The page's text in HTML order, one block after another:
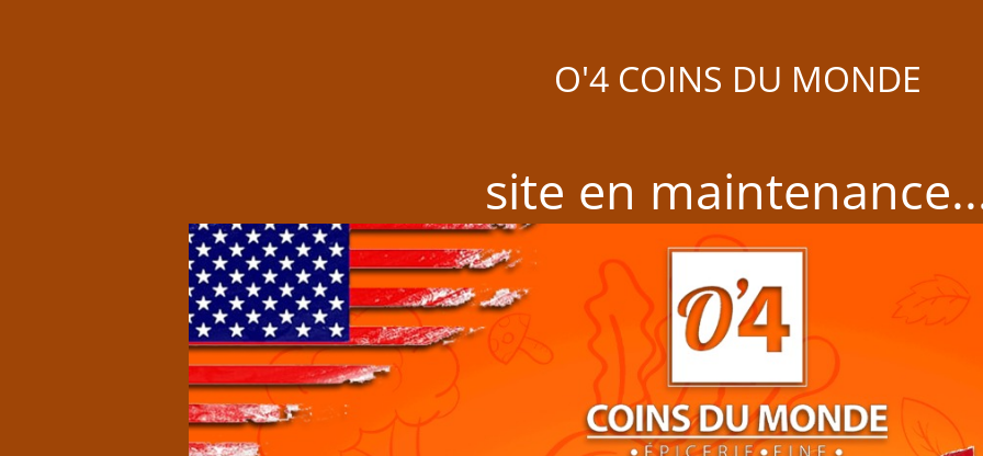
O'4 COINS DU MONDE
site en